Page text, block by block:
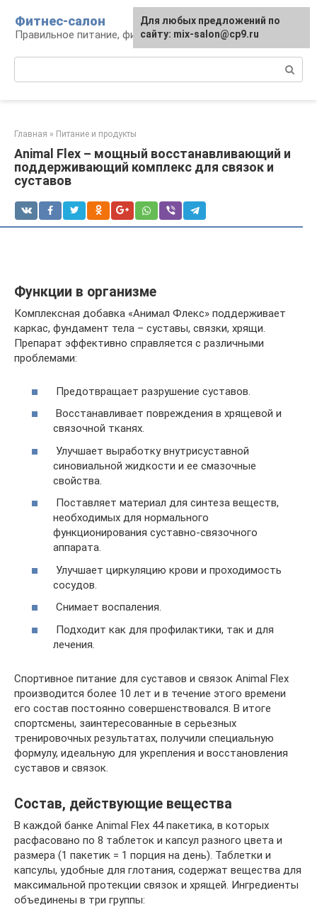
контенту
Фитнес-салон
Правильное питание, фитнес, образ жизни
Главная » Питание и продукты
Animal Flex – мощный восстанавливающий и
поддерживающий комплекс для связок и
суставов
Функции в организме
Комплексная добавка «Анимал Флекс» поддерживает
каркас, фундамент тела – суставы, связки, хрящи.
Препарат эффективно справляется с различными
проблемами:
Предотвращает разрушение суставов.
Восстанавливает повреждения в хрящевой и
связочной тканях.
Улучшает выработку внутрисуставной
синовиальной жидкости и ее смазочные
свойства.
Поставляет материал для синтеза веществ,
необходимых для нормального
функционирования суставно-связочного
аппарата.
Улучшает циркуляцию крови и проходимость
сосудов.
Снимает воспаления.
Подходит как для профилактики, так и для
лечения.
Спортивное питание для суставов и связок Animal Flex
производится более 10 лет и в течение этого времени
его состав постоянно совершенствовался. В итоге
спортсмены, заинтересованные в серьезных
тренировочных результатах, получили специальную
формулу, идеальную для укрепления и восстановления
суставов и связок.
Состав, действующие вещества
В каждой банке Animal Flex 44 пакетика, в которых
расфасовано по 8 таблеток и капсул разного цвета и
размера (1 пакетик = 1 порция на день). Таблетки и
капсулы, удобные для глотания, содержат вещества для
максимальной протекции связок и хрящей. Ингредиенты
объединены в три группы:
Для любых предложений по
сайту: mix-salon@cp9.ru